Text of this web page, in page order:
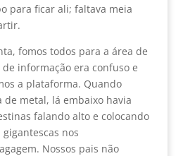
para ficar ali; faltava meia
fomos todos para a área de
informação era confuso e
a plataforma. Quando
de metal, lá embaixo havia
falando alto e colocando
nos
Nossos pais não